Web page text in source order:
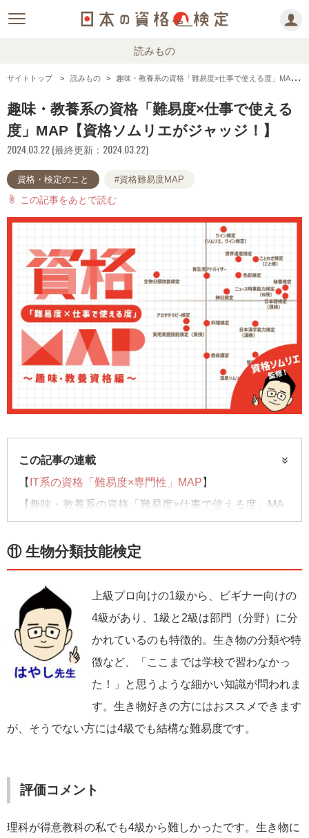
読みもの
サイトトップ 読みもの 趣味・教養系の資格「難易度×仕事で使える度」MAP【資格ソムリエがジャッジ！】
趣味・教養系の資格「難易度×仕事で使える
度」MAP【資格ソムリエがジャッジ！】
2024.03.22 (最終更新：2024.03.22)
資格・検定のこと #資格難易度MAP
attach_file この記事をあとで読む
この記事の連載
【 IT系の資格「難易度×専門性」MAP 】
【趣味・教養系の資格「難易度×仕事で使える度」MA
【子どもにおススメの資格「難易度×適年齢」MAP
⑪ 生物分類技能検定
上級プロ向けの1級から、ビギナー向けの
4級があり、1級と2級は部門（分野）に分
かれているのも特徴的。生き物の分類や特
徴など、「ここまでは学校で習わなかっ
た！」と思うような細かい知識が問われま
す。生き物好きの方にはおススメできます
が、そうでない方には4級でも結構な難易度です。
評価コメント
理科が得意教科の私でも4級から難しかったです。生き物に